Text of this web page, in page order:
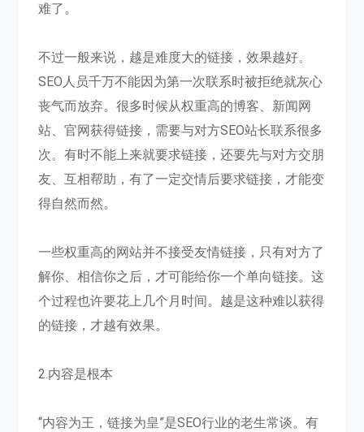
难了。
不过一般来说，越是难度大的链接，效果越好。
SEO人员千万不能因为第一次联系时被拒绝就灰心
丧气而放弃。很多时候从权重高的博客、新闻网
站、官网获得链接，需要与对方SEO站长联系很多
次。有时不能上来就要求链接，还要先与对方交朋
友、互相帮助，有了一定交情后要求链接，才能变
得自然而然。
一些权重高的网站并不接受友情链接，只有对方了
解你、相信你之后，才可能给你一个单向链接。这
个过程也许要花上几个月时间。越是这种难以获得
的链接，才越有效果。
2.内容是根本
“内容为王，链接为皇”是SEO行业的老生常谈。有